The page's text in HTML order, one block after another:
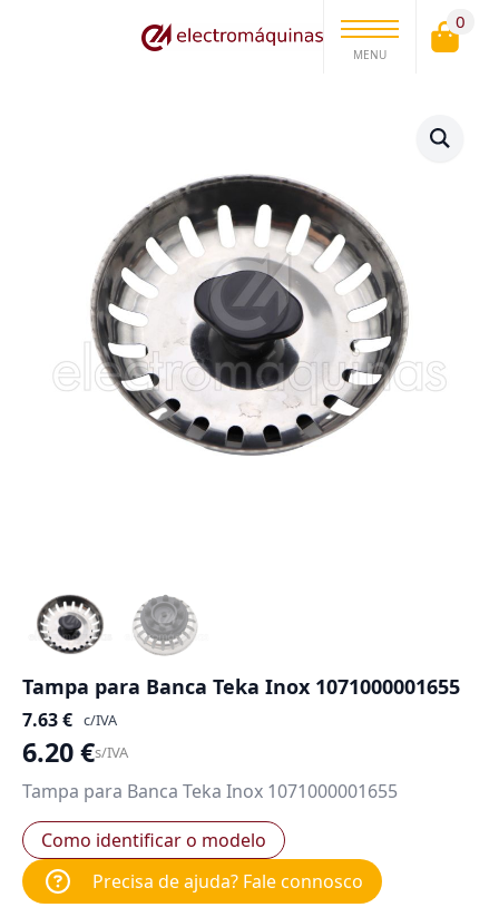
MENU
0
Tampa para Banca Teka Inox 1071000001655
7.63€ c/IVA
6.20€s/IVA
Tampa para Banca Teka Inox 1071000001655
Como identificar o modelo
Precisa de ajuda? Fale connosco